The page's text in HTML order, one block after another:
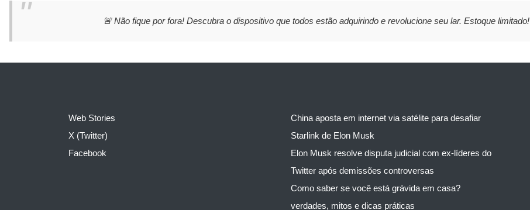
🚨 Não fique por fora! Descubra o dispositivo que todos estão adquirindo e revolucione seu lar. Estoque limitado!
Web Stories
X (Twitter)
Facebook
China aposta em internet via satélite para desafiar
Starlink de Elon Musk
Elon Musk resolve disputa judicial com ex-líderes do
Twitter após demissões controversas
Como saber se você está grávida em casa?
verdades, mitos e dicas práticas